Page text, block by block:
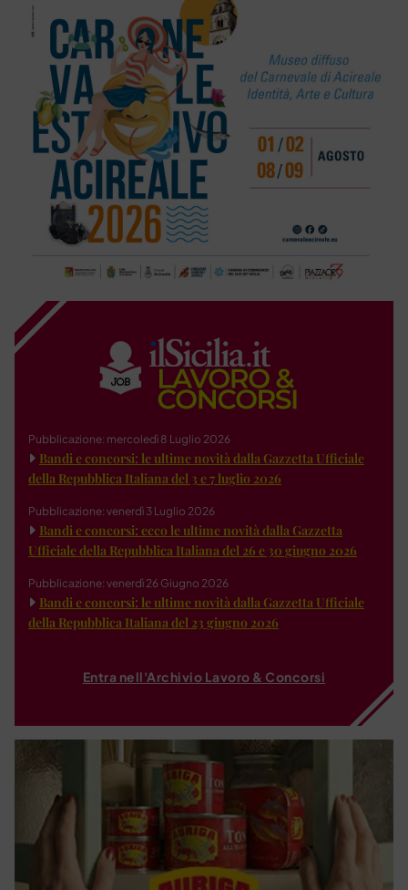
Pubblicazione: mercoledì 8 Luglio 2026
Bandi e concorsi: le ultime novità dalla Gazzetta Ufficiale
della Repubblica Italiana del 3 e 7 luglio 2026
Pubblicazione: venerdì 3 Luglio 2026
Bandi e concorsi: ecco le ultime novità dalla Gazzetta
Ufficiale della Repubblica Italiana del 26 e 30 giugno 2026
Pubblicazione: venerdì 26 Giugno 2026
Bandi e concorsi: le ultime novità dalla Gazzetta Ufficiale
della Repubblica Italiana del 23 giugno 2026
Entra nell'Archivio Lavoro & Concorsi